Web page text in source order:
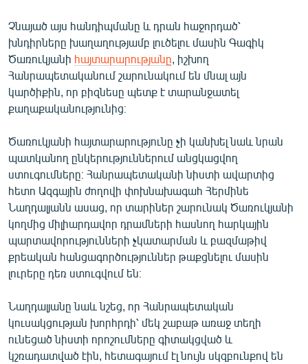
«Ազատության» բոլոր կայքերը
Չնայած այս հանդիպմանը և դրան հաջորդած՝
խնդիրները խաղաղությամբ լուծելու մասին Գագիկ
Ծառուկյանի հայտարարությանը , իշխող
Հանրապետականում շարունակում են մնալ այն
կարծիքին, որ բիզնեսը պետք է տարանջատել
քաղաքականությունից։
Ծառուկյանի հայտարարությունը չի կանխել նաև նրան
պատկանող ընկերություններում անցկացվող
ստուգումները։ Հանրապետականի նիստի ավարտից
հետո Ազգային ժողովի փոխնախագահ Հերմինե
Նաղդալյանն ասաց, որ տարիներ շարունակ Ծառուկյանի
կողմից միլիարդավոր դրամների հասնող հարկային
պարտավորությունների չկատարման և բազմաթիվ
քրեական հանցագործություններ թաքցնելու մասին
լուրերը դեռ ստուգվում են։
Նաղդալյանը նաև նշեց, որ Հանրապետական
կուսակցության խորհրդի՝ մեկ շաբաթ առաջ տեղի
ունեցած նիստի որոշումները գիտակցված և
կշռադատված էին, հետագայում էլ նույն սկզբունքով են